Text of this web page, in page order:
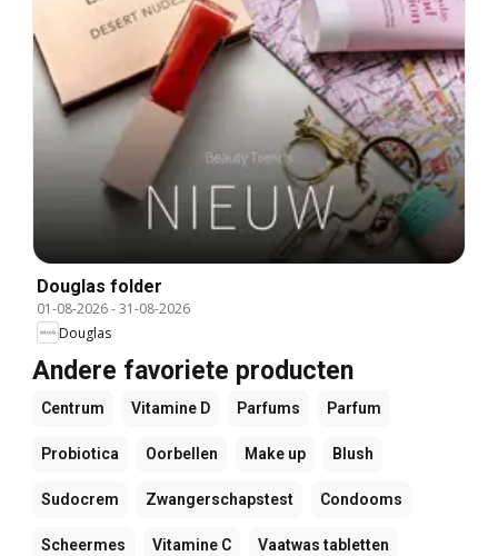
Douglas folder
01-08-2026-31-08-2026
Douglas
Andere favoriete producten
Centrum Vitamine D Parfums Parfum
Probiotica Oorbellen Make up Blush
Sudocrem Zwangerschapstest Condooms
Scheermes Vitamine C Vaatwas tabletten